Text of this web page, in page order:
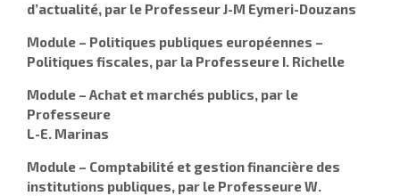
d’actualité, par le Professeur J-M Eymeri-Douzans
Module – Politiques publiques européennes –
Politiques fiscales, par la Professeure I. Richelle
Module – Achat et marchés publics, par le
Professeure
L-E. Marinas
Module – Comptabilité et gestion financière des
institutions publiques, par le Professeure W.